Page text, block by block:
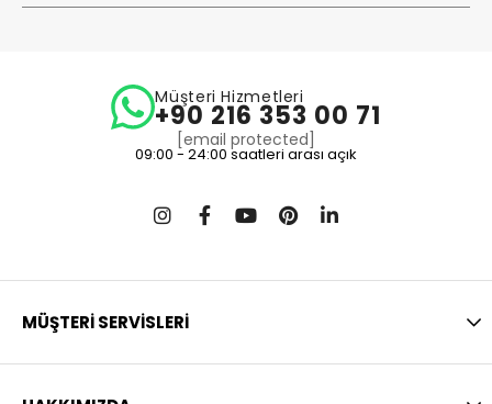
Müşteri Hizmetleri
+90 216 353 00 71
[email protected]
09:00 - 24:00 saatleri arası açık
MÜŞTERİ SERVİSLERİ